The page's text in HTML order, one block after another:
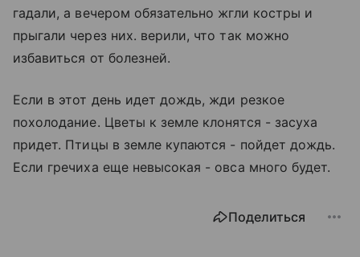
гадали, а вечером обязательно жгли костры и
прыгали через них. верили, что так можно
избавиться от болезней.
Если в этот день идет дождь, жди резкое
похолодание. Цветы к земле клонятся - засуха
придет. Птицы в земле купаются - пойдет дождь.
Если гречиха еще невысокая - овса много будет.
Поделиться